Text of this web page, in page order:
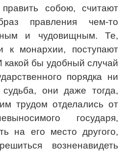
собою, считают
правления чем-то
и чудовищным. Те,
к монархии, поступают
какой бы удобный случай
порядка ни
они даже тогда,
трудом отделались от
государя,
на его место другого,
возненавидеть